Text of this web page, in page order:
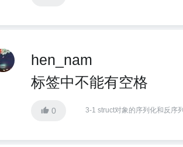
hen_nam
标签中不能有空格
0 3-1 struct对象的序列化和反序